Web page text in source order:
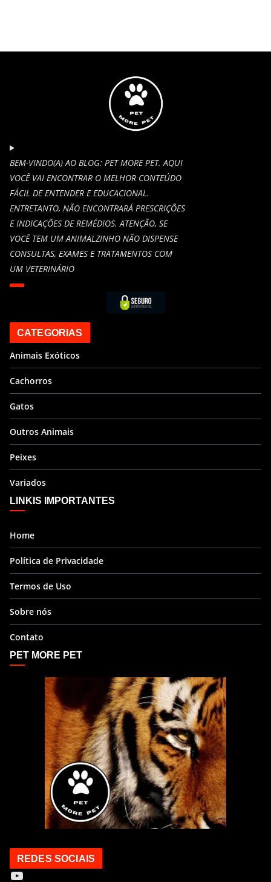
BEM-VINDO(A) AO BLOG: PET MORE PET. AQUI
VOCÊ VAI ENCONTRAR O MELHOR CONTEÚDO
FÁCIL DE ENTENDER E EDUCACIONAL.
ENTRETANTO, NÃO ENCONTRARÁ PRESCRIÇÕES
E INDICAÇÕES DE REMÉDIOS. ATENÇÃO, SE
VOCÊ TEM UM ANIMALZINHO NÃO DISPENSE
CONSULTAS, EXAMES E TRATAMENTOS COM
UM VETERINÁRIO
CATEGORIAS
Animais Exóticos
Cachorros
Gatos
Outros Animais
Peixes
Variados
LINKIS IMPORTANTES
Home
Política de Privacidade
Termos de Uso
Sobre nós
Contato
PET MORE PET
REDES SOCIAIS
Youtube